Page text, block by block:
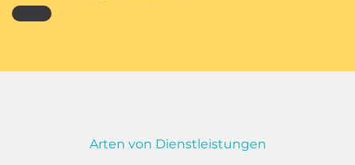
Arten von Dienstleistungen